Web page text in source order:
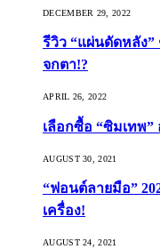
DECEMBER 29, 2022
รีวิว “แผ่นดัดหลัง”
จกตา!?
APRIL 26, 2022
เลือกซื้อ “ซิมเทพ”
AUGUST 30, 2021
“ฟอนต์ลายมือ”
เครื่อง!
AUGUST 24, 2021